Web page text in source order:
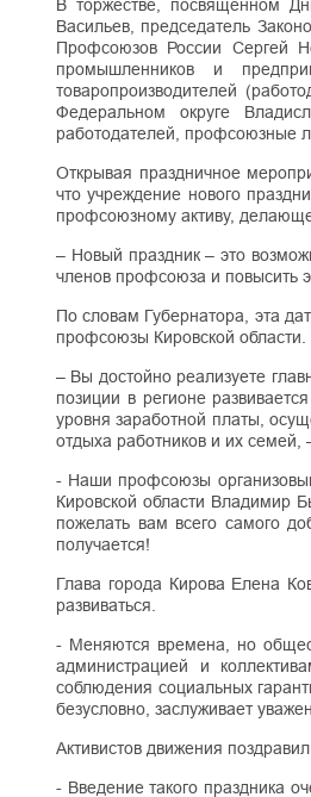
В торжестве, посвящённом
Васильев, председатель
Профсоюзов России Сергей
промышленников и
товаропроизводителей
Федеральном округе
работодателей, профсоюзные
Открывая праздничное
что учреждение нового
профсоюзному активу,
– Новый праздник – это
членов профсоюза и повысить
По словам Губернатора, эта
профсоюзы Кировской области.
– Вы достойно реализуете
позиции в регионе
уровня заработной платы,
отдыха работников и их семей,
- Наши профсоюзы
Кировской области Владимир
пожелать вам всего самого
получается!
Глава города Кирова Елена
развиваться.
- Меняются времена, но
администрацией и
соблюдения социальных
безусловно, заслуживает
Активистов движения
- Введение такого праздника